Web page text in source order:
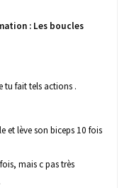
: Les boucles
tu fait tels actions .
et lève son biceps 10 fois
mais c pas très